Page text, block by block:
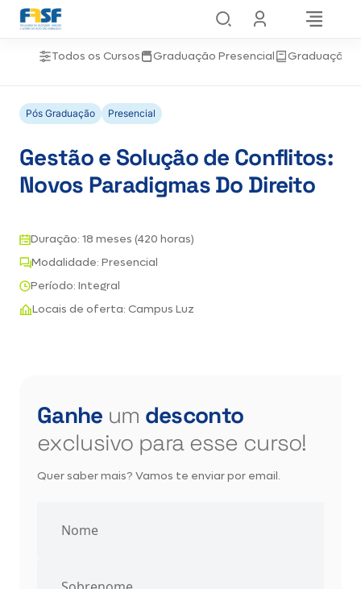
Todos os Cursos Graduação Presencial Graduação
Pós Graduação Presencial
Gestão e Solução de Conflitos:
Novos Paradigmas Do Direito
Duração: 18 meses (420 horas)
Modalidade: Presencial
Período: Integral
Locais de oferta: Campus Luz
Ganhe um desconto
exclusivo para esse curso!
Quer saber mais? Vamos te enviar por email.